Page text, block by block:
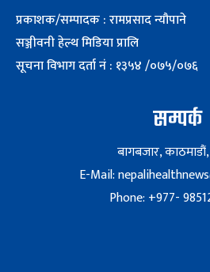
प्रकाशक/सम्पादक : रामप्रसाद न्यौपाने
सञ्जीवनी हेल्थ मिडिया प्रालि
सूचना विभाग दर्ता नं : १३५४ /०७५/०७६
सम्पर्क
बागबजार,
E-Mail:
Phone: +977-